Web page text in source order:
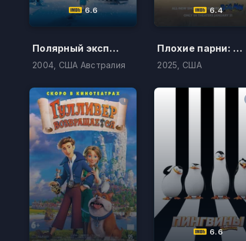
6.6
Полярный экспресс
2004, США Австралия
6.4
Плохие парни: Маленькая ложь и алиби
2025, США
6.6